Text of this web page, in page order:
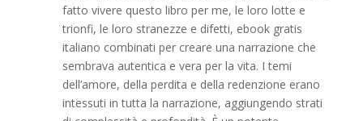
fatto vivere questo libro per me, le loro lotte e
trionfi, le loro stranezze e difetti, ebook gratis
italiano combinati per creare una narrazione che
sembrava autentica e vera per la vita. I temi
dell’amore, della perdita e della redenzione erano
intessuti in tutta la narrazione, aggiungendo strati